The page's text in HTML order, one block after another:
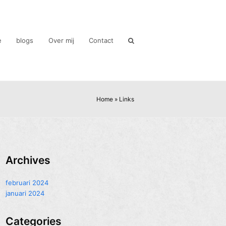
blogs Over mij Contact
Home » Links
Archives
februari 2024
januari 2024
Categories